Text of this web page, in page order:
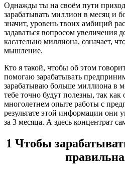
Однажды ты на своём пути
зарабатывать миллион в месяц и
значит, уровень твоих амбиций
задаваться вопросом увеличения
касательно миллиона, означает,
мышление.
Кто я такой, чтобы об этом
помогаю зарабатывать
зарабатываю больше миллиона в
тебе точно будут полезны, так
многолетнем опыте работы с
результате этой информации они
за 3 месяца. А здесь концентрат
1 Чтобы